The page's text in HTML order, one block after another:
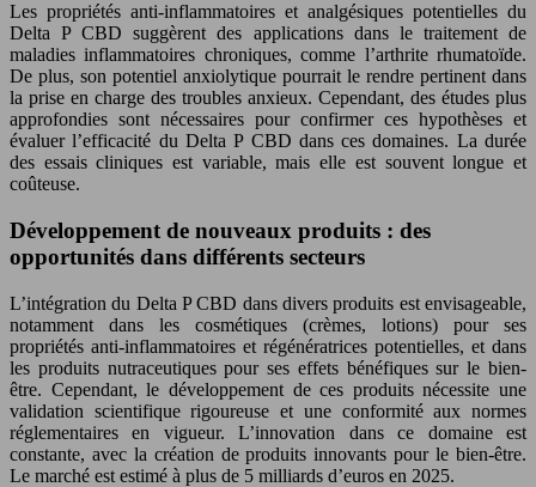
Les propriétés anti-inflammatoires et analgésiques potentielles du
Delta P CBD suggèrent des applications dans le traitement de
maladies inflammatoires chroniques, comme l’arthrite rhumatoïde.
De plus, son potentiel anxiolytique pourrait le rendre pertinent dans
la prise en charge des troubles anxieux. Cependant, des études plus
approfondies sont nécessaires pour confirmer ces hypothèses et
évaluer l’efficacité du Delta P CBD dans ces domaines. La durée
des essais cliniques est variable, mais elle est souvent longue et
coûteuse.
Développement de nouveaux produits : des
opportunités dans différents secteurs
L’intégration du Delta P CBD dans divers produits est envisageable,
notamment dans les cosmétiques (crèmes, lotions) pour ses
propriétés anti-inflammatoires et régénératrices potentielles, et dans
les produits nutraceutiques pour ses effets bénéfiques sur le bien-
être. Cependant, le développement de ces produits nécessite une
validation scientifique rigoureuse et une conformité aux normes
réglementaires en vigueur. L’innovation dans ce domaine est
constante, avec la création de produits innovants pour le bien-être.
Le marché est estimé à plus de 5 milliards d’euros en 2025.